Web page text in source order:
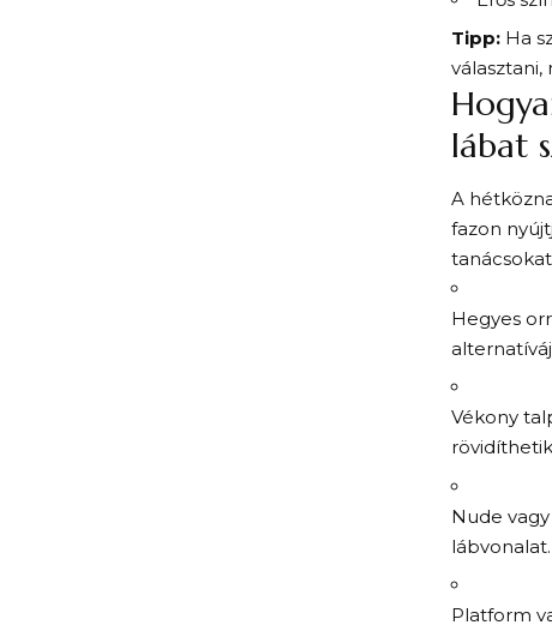
Tipp: Ha
választani,
lábat
A
fazon
Hegyes
Vékony
Nude
lábvonalat.
Platform